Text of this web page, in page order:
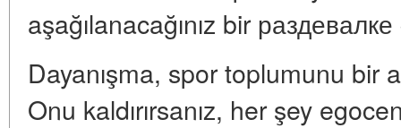
aşağılanacağınız bir
Dayanışma, spor toplumunu bir
Onu kaldırırsanız, her şey